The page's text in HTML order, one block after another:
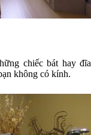
chiếc bát hay đĩa
không có kính.